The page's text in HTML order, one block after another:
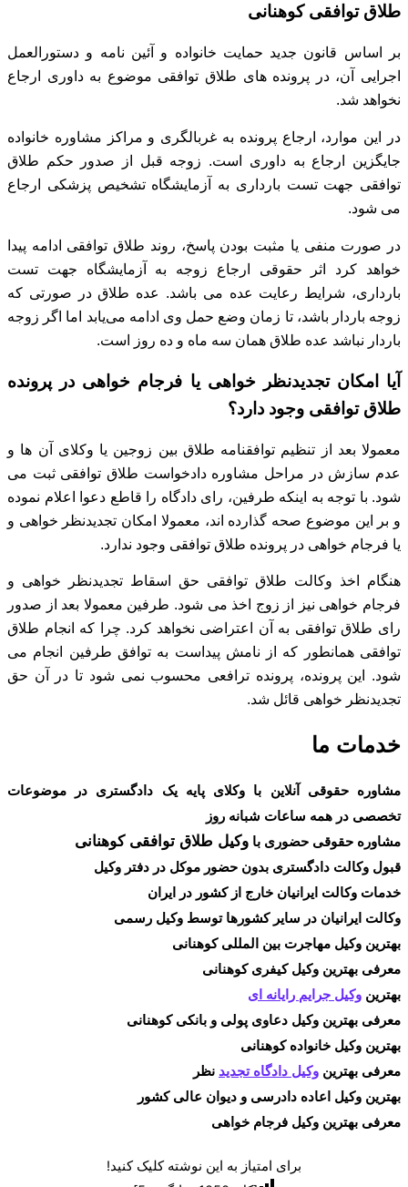
طلاق توافقی کوهنانی
بر اساس قانون جدید حمایت خانواده و آئین نامه و دستورالعمل
اجرایی آن، در پرونده های طلاق توافقی موضوع به داوری ارجاع
نخواهد شد.
در این موارد، ارجاع پرونده به غربالگری و مراکز مشاوره خانواده
جایگزین ارجاع به داوری است. زوجه قبل از صدور حکم طلاق
توافقی جهت تست بارداری به آزمایشگاه تشخیص پزشکی ارجاع
می‌ شود.
در صورت منفی یا مثبت بودن پاسخ، روند طلاق توافقی ادامه پیدا
خواهد کرد
اثر حقوقی ارجاع زوجه به آزمایشگاه جهت تست
بارداری، شرایط رعایت عده می باشد. عده طلاق در صورتی که
زوجه باردار باشد، تا زمان وضع حمل وی ادامه می‌یابد
اما اگر زوجه
باردار نباشد عده طلاق همان سه ماه و ده روز است.
آیا امکان تجدیدنظر خواهی یا فرجام خواهی در پرونده
طلاق توافقی وجود دارد؟
معمولا بعد از تنظیم توافقنامه طلاق بین زوجین یا وکلای آن ها و
عدم سازش در مراحل مشاوره دادخواست طلاق توافقی ثبت می
شود. با توجه به اینکه طرفین، رای دادگاه را قاطع دعوا اعلام نموده
و بر این موضوع صحه گذارده اند، معمولا امکان تجدیدنظر خواهی و
یا فرجام خواهی در پرونده طلاق توافقی وجود ندارد.
هنگام اخذ وکالت طلاق توافقی حق اسقاط تجدیدنظر خواهی و
فرجام خواهی نیز از زوج اخذ می شود. طرفین معمولا بعد از صدور
رای طلاق توافقی به آن اعتراضی نخواهد کرد. چرا که انجام طلاق
توافقی همانطور که از نامش پیداست به توافق طرفین انجام می
شود.
این پرونده، پرونده ترافعی محسوب نمی شود تا در آن حق
تجدیدنظر خواهی قائل شد.
خدمات ما
مشاوره حقوقی آنلاین با وکلای پایه یک دادگستری در موضوعات
تخصصی در همه ساعات شبانه روز
مشاوره حقوقی حضوری با وکیل طلاق توافقی کوهنانی
قبول وکالت دادگستری بدون حضور موکل در دفتر وکیل
خدمات وکالت ایرانیان خارج از کشور در ایران
وکالت ایرانیان در سایر کشورها توسط وکیل رسمی
بهترین وکیل مهاجرت بین المللی کوهنانی
معرفی بهترین وکیل کیفری کوهنانی
بهترین وکیل جرایم رایانه ای
معرفی بهترین وکیل دعاوی پولی و بانکی کوهنانی
بهترین وکیل خانواده کوهنانی
معرفی بهترین وکیل دادگاه تجدید نظر
بهترین وکیل اعاده دادرسی و دیوان عالی کشور
معرفی بهترین وکیل فرجام خواهی
برای امتیاز به این نوشته کلیک کنید!